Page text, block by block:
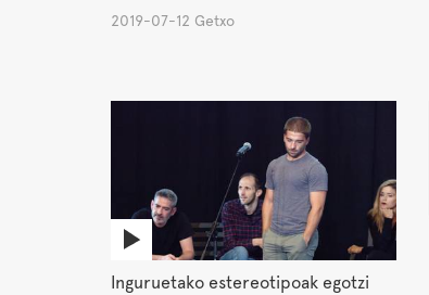
2019-07-12 Getxo
Inguruetako estereotipoak egotzi